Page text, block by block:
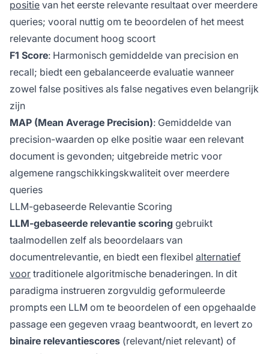
positie van het eerste relevante resultaat over meerdere
queries; vooral nuttig om te beoordelen of het meest
relevante document hoog scoort
F1 Score: Harmonisch gemiddelde van precision en
recall; biedt een gebalanceerde evaluatie wanneer
zowel false positives als false negatives even belangrijk
zijn
MAP (Mean Average Precision): Gemiddelde van
precision-waarden op elke positie waar een relevant
document is gevonden; uitgebreide metric voor
algemene rangschikkingskwaliteit over meerdere
queries
LLM-gebaseerde Relevantie Scoring
LLM-gebaseerde relevantie scoring gebruikt
taalmodellen zelf als beoordelaars van
documentrelevantie, en biedt een flexibel alternatief
voor traditionele algoritmische benaderingen. In dit
paradigma instrueren zorgvuldig geformuleerde
prompts een LLM om te beoordelen of een opgehaalde
passage een gegeven vraag beantwoordt, en levert zo
binaire relevantiescores (relevant/niet relevant) of